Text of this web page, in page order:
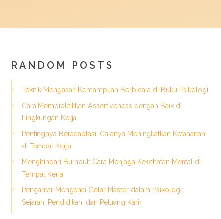
RANDOM POSTS
Teknik Mengasah Kemampuan Berbicara di Buku Psikologi
Cara Mempraktikkan Assertiveness dengan Baik di
Lingkungan Kerja
Pentingnya Beradaptasi: Caranya Meningkatkan Ketahanan
di Tempat Kerja
Menghindari Burnout: Cara Menjaga Kesehatan Mental di
Tempat Kerja
Pengantar Mengenai Gelar Master dalam Psikologi:
Sejarah, Pendidikan, dan Peluang Karir